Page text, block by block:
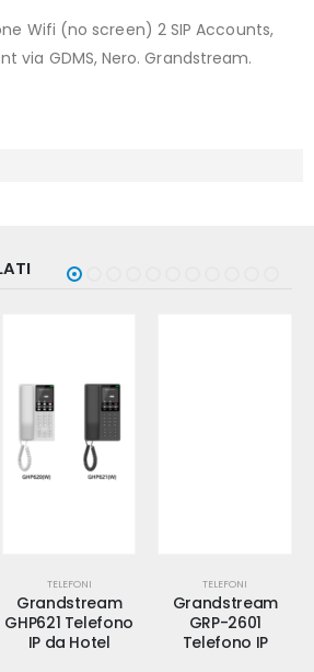
Wifi (no screen) 2 SIP Accounts,
via GDMS, Nero. Grandstream.
TELEFONI
Grandstream
GHP621 Telefono
IP da Hotel
TELEFONI
Grandstream
GRP-2601
Telefono IP